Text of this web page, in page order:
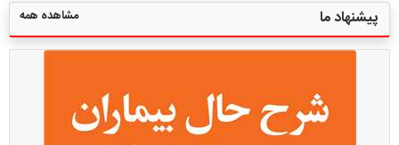
پیشنهاد ما مشاهده همه